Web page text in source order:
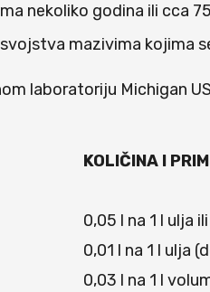
nekoliko godina ili cca
mazivima kojima
laboratoriju Michigan
KOLIČINA I
0,05 l na 1 l ulja
0,01 l na 1 l ulja
0,03 l na 1 l